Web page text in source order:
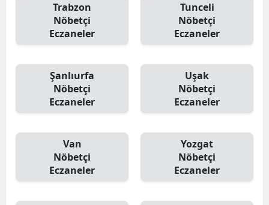
Trabzon
Nöbetçi
Eczaneler
Tunceli
Nöbetçi
Eczaneler
Şanlıurfa
Nöbetçi
Eczaneler
Uşak
Nöbetçi
Eczaneler
Van
Nöbetçi
Eczaneler
Yozgat
Nöbetçi
Eczaneler